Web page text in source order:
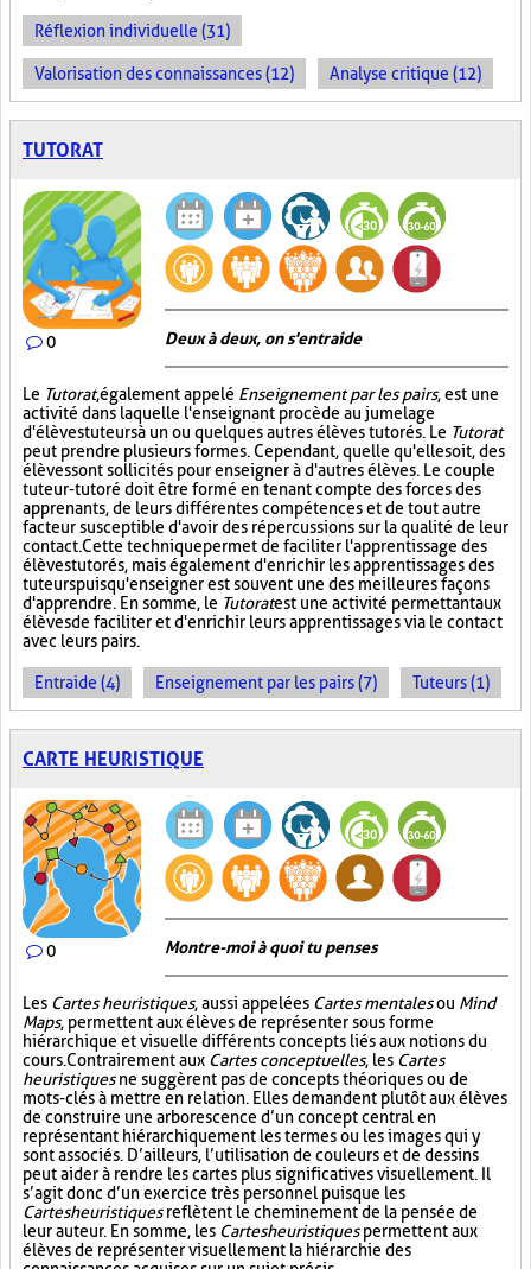
Réflexion individuelle (31)
Valorisation des connaissances (12) Analyse critique (12)
TUTORAT
0 Deux à deux, on s'entraide
Le Tutorat, également appelé Enseignement par les pairs, est une
activité dans laquelle l'enseignant procède au jumelage
d'élèves tuteurs à un ou quelques autres élèves tutorés. Le Tutorat
peut prendre plusieurs formes. Cependant, quelle qu'elle soit, des
élèves sont sollicités pour enseigner à d'autres élèves. Le couple
tuteur-tutoré doit être formé en tenant compte des forces des
apprenants, de leurs différentes compétences et de tout autre
facteur susceptible d'avoir des répercussions sur la qualité de leur
contact. Cette technique permet de faciliter l'apprentissage des
élèves tutorés, mais également d'enrichir les apprentissages des
tuteurs puisqu'enseigner est souvent une des meilleures façons
d'apprendre. En somme, le Tutoratest une activité permettant aux
élèves de faciliter et d'enrichir leurs apprentissages via le contact
avec leurs pairs.
Entraide (4) Enseignement par les pairs (7) Tuteurs (1)
CARTE HEURISTIQUE
0 Montre-moi à quoi tu penses
Les Cartes heuristiques, aussi appelées Cartes mentalesou Mind
Maps, permettent aux élèves de représenter sous forme
hiérarchique et visuelle différents concepts liés aux notions du
cours. Contrairement aux Cartes conceptuelles, les Cartes
heuristiquesne suggèrent pas de concepts théoriques ou de
mots-clés à mettre en relation. Elles demandent plutôt aux élèves
de construire une arborescence d’un concept central en
représentant hiérarchiquement les termes ou les images qui y
sont associés. D’ailleurs, l’utilisation de couleurs et de dessins
peut aider à rendre les cartes plus significatives visuellement. Il
s’agit donc d’un exercice très personnel puisque les
Cartes heuristiquesreflètent le cheminement de la pensée de
leur auteur. En somme, les Cartes heuristiquespermettent aux
élèves de représenter visuellement la hiérarchie des